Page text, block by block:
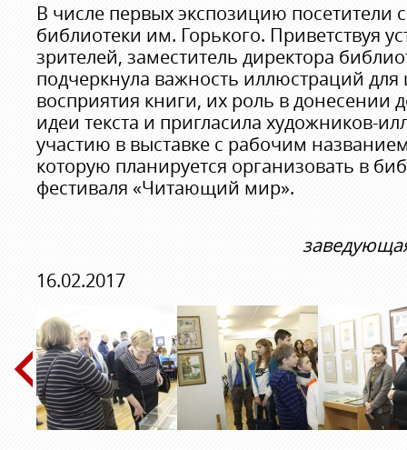
В числе первых экспозицию посетители
библиотеки им. Горького. Приветствуя
зрителей, заместитель директора
подчеркнула важность иллюстраций для
восприятия книги, их роль в донесении
идеи текста и пригласила художников-
участию в выставке с рабочим
которую планируется организовать в
фестиваля «Читающий мир».
16.02.2017